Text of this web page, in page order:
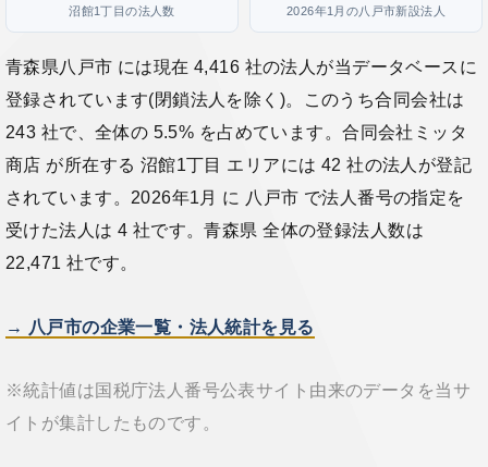
沼館1丁目の法人数 2026年1月の八戸市新設法人
青森県八戸市 には現在 4,416 社の法人が当データベースに
登録されています(閉鎖法人を除く)。このうち合同会社は
243 社で、全体の 5.5% を占めています。合同会社ミッタ
商店 が所在する 沼館1丁目 エリアには 42 社の法人が登記
されています。2026年1月 に 八戸市 で法人番号の指定を
受けた法人は 4 社です。青森県 全体の登録法人数は
22,471 社です。
→ 八戸市の企業一覧・法人統計を見る
※統計値は国税庁法人番号公表サイト由来のデータを当サ
イトが集計したものです。